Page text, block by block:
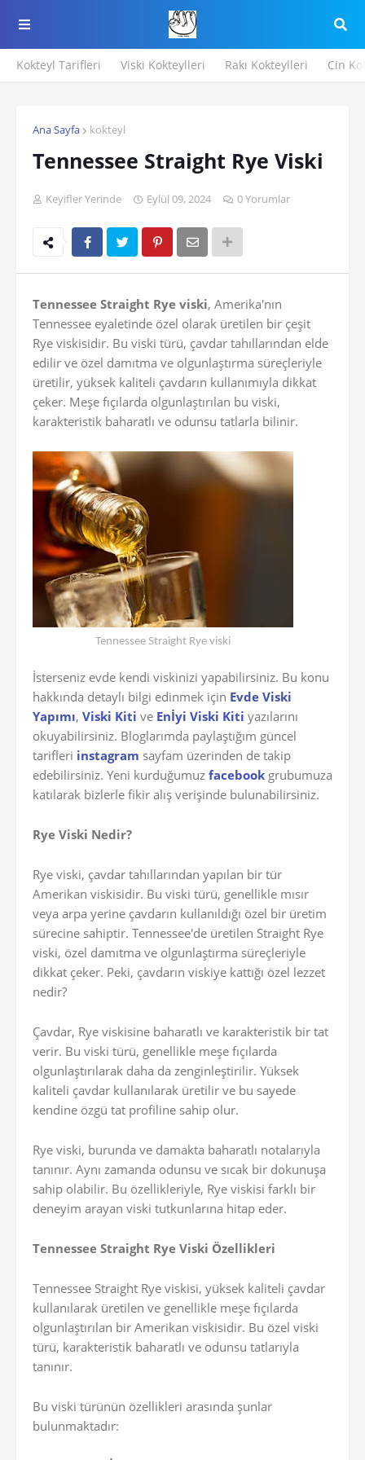
Kokteyl Tarifleri Viski Kokteylleri Rakı Kokteylleri Cin
Ana Sayfa kokteyl
Tennessee Straight Rye Viski
Keyifler Yerinde Eylül 09, 2024 0 Yorumlar
Tennessee Straight Rye viski, Amerika'nın
Tennessee eyaletinde özel olarak üretilen bir çeşit
Rye viskisidir. Bu viski türü, çavdar tahıllarından elde
edilir ve özel damıtma ve olgunlaştırma süreçleriyle
üretilir, yüksek kaliteli çavdarın kullanımıyla dikkat
çeker. Meşe fıçılarda olgunlaştırılan bu viski,
karakteristik baharatlı ve odunsu tatlarla bilinir.
Tennessee Straight Rye viski
İsterseniz evde kendi viskinizi yapabilirsiniz. Bu konu
hakkında detaylı bilgi edinmek için Evde Viski
Yapımı, Viski Kiti ve Enİyi Viski Kiti yazılarını
okuyabilirsiniz. Bloglarımda paylaştığım güncel
tarifleri instagram sayfam üzerinden de takip
edebilirsiniz. Yeni kurduğumuz facebook grubumuza
katılarak bizlerle fikir alış verişinde bulunabilirsiniz.
Rye Viski Nedir?
Rye viski, çavdar tahıllarından yapılan bir tür
Amerikan viskisidir. Bu viski türü, genellikle mısır
veya arpa yerine çavdarın kullanıldığı özel bir üretim
sürecine sahiptir. Tennessee'de üretilen Straight Rye
viski, özel damıtma ve olgunlaştırma süreçleriyle
dikkat çeker. Peki, çavdarın viskiye kattığı özel lezzet
nedir?
Çavdar, Rye viskisine baharatlı ve karakteristik bir tat
verir. Bu viski türü, genellikle meşe fıçılarda
olgunlaştırılarak daha da zenginleştirilir. Yüksek
kaliteli çavdar kullanılarak üretilir ve bu sayede
kendine özgü tat profiline sahip olur.
Rye viski, burunda ve damakta baharatlı notalarıyla
tanınır. Aynı zamanda odunsu ve sıcak bir dokunuşa
sahip olabilir. Bu özellikleriyle, Rye viskisi farklı bir
deneyim arayan viski tutkunlarına hitap eder.
Tennessee Straight Rye Viski Özellikleri
Tennessee Straight Rye viskisi, yüksek kaliteli çavdar
kullanılarak üretilen ve genellikle meşe fıçılarda
olgunlaştırılan bir Amerikan viskisidir. Bu özel viski
türü, karakteristik baharatlı ve odunsu tatlarıyla
tanınır.
Bu viski türünün özellikleri arasında şunlar
bulunmaktadır: